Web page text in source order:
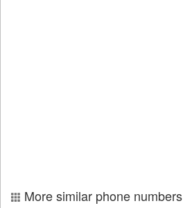
More similar phone numbers